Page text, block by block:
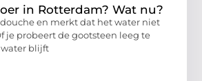
in Rotterdam? Wat nu?
en merkt dat het water niet
je probeert de gootsteen leeg te
blijft